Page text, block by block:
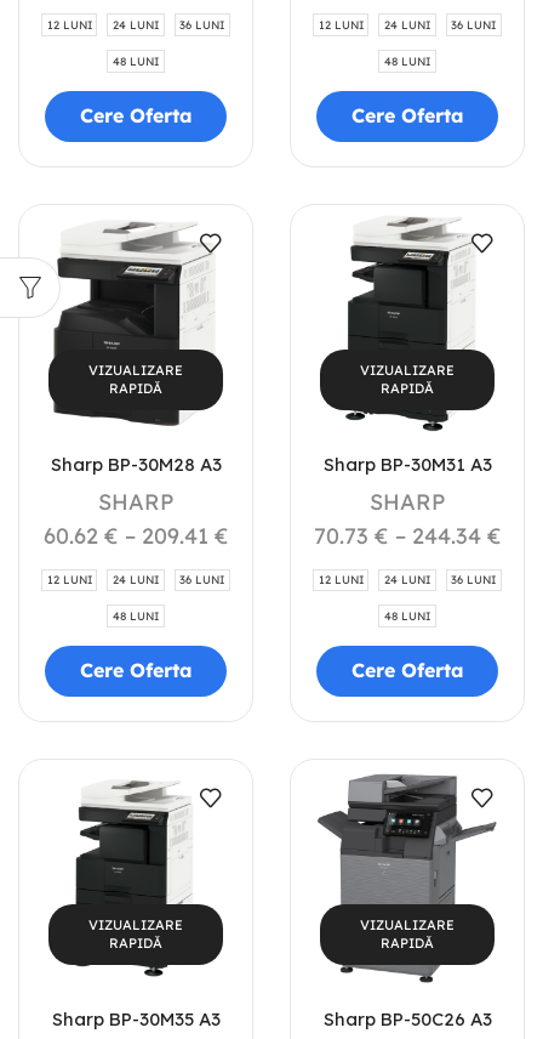
12 LUNI 24 LUNI 36 LUNI
48 LUNI
Cere Oferta
12 LUNI 24 LUNI 36 LUNI
48 LUNI
Cere Oferta
VIZUALIZARE
RAPIDĂ
Sharp BP-30M28 A3
SHARP
60.62 € – 209.41 €
12 LUNI 24 LUNI 36 LUNI
48 LUNI
Cere Oferta
VIZUALIZARE
RAPIDĂ
Sharp BP-30M31 A3
SHARP
70.73 € – 244.34 €
12 LUNI 24 LUNI 36 LUNI
48 LUNI
Cere Oferta
VIZUALIZARE
RAPIDĂ
Sharp BP-30M35 A3
VIZUALIZARE
RAPIDĂ
Sharp BP-50C26 A3